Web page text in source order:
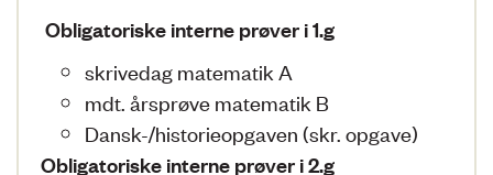
Obligatoriske interne prøver i 1.g
skrivedag matematik A
mdt. årsprøve matematik B
Dansk-/historieopgaven (skr. opgave)
Obligatoriske interne prøver i 2.g